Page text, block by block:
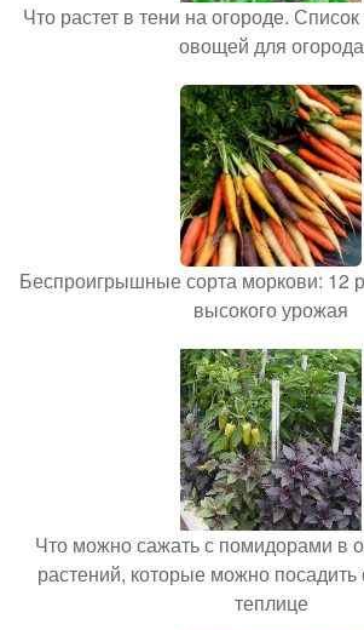
Что растет в тени на огороде.
овощей для огорода
Беспроигрышные сорта моркови: 12
высокого урожая
Что можно сажать с помидорами в
растений, которые можно
теплице